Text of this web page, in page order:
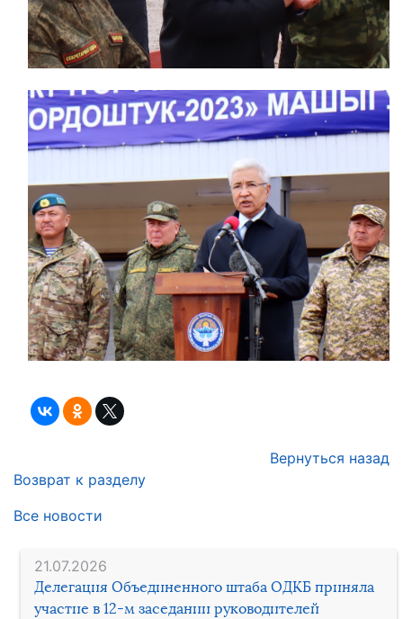
21.07.2026
Делегация Объединенного штаба ОДКБ приняла
участие в 12-м заседании руководителей
Вернуться назад
Возврат к разделу
Все новости